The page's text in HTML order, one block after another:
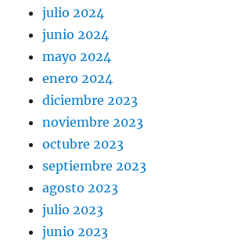
julio 2024
junio 2024
mayo 2024
enero 2024
diciembre 2023
noviembre 2023
octubre 2023
septiembre 2023
agosto 2023
julio 2023
junio 2023